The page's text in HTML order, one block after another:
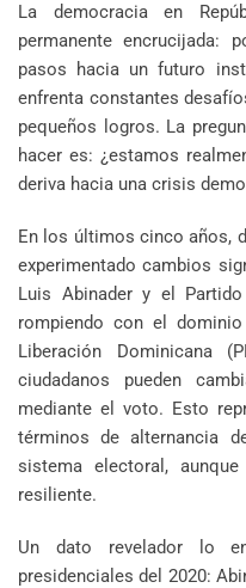
La democracia en
permanente encrucijada:
pasos hacia un futuro
enfrenta constantes
pequeños logros. La
hacer es: ¿estamos
deriva hacia una crisis
En los últimos cinco años,
experimentado cambios
Luis Abinader y el
rompiendo con el
Liberación Dominicana
ciudadanos pueden
mediante el voto. Esto
términos de alternancia
sistema electoral,
resiliente.
Un dato revelador lo
presidenciales del 2020: